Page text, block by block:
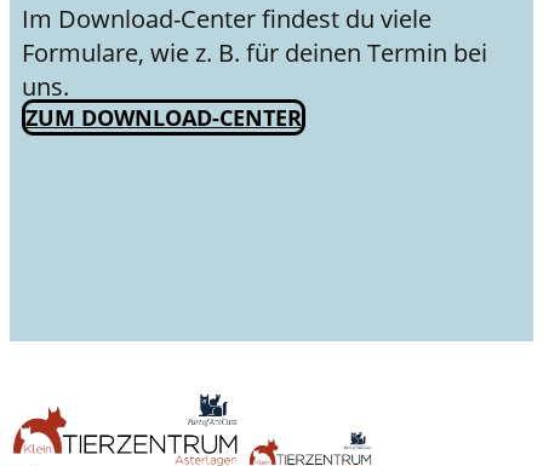
Im Download-Center findest du viele
Formulare, wie z. B. für deinen Termin bei
uns.
ZUM DOWNLOAD-CENTER